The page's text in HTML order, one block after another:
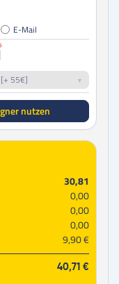
E-Mail
[+ 55€]
nutzen
30,81
0,00
0,00
0,00
9,90 €
40,71 €